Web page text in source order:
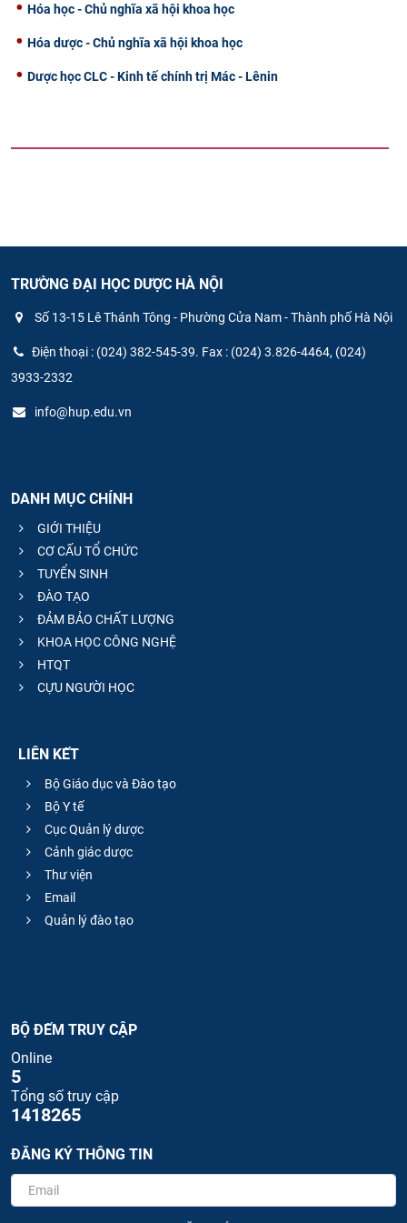
Hóa học - Chủ nghĩa xã hội khoa học
Hóa dược - Chủ nghĩa xã hội khoa học
Dược học CLC - Kinh tế chính trị Mác - Lênin
TRƯỜNG ĐẠI HỌC DƯỢC HÀ NỘI
Số 13-15 Lê Thánh Tông - Phường Cửa Nam - Thành phố Hà Nội
Điện thoại : (024) 382-545-39. Fax : (024) 3.826-4464, (024)
3933-2332
info@hup.edu.vn
DANH MỤC CHÍNH
GIỚI THIỆU
CƠ CẤU TỔ CHỨC
TUYỂN SINH
ĐÀO TẠO
ĐẢM BẢO CHẤT LƯỢNG
KHOA HỌC CÔNG NGHỆ
HTQT
CỰU NGƯỜI HỌC
LIÊN KẾT
Bộ Giáo dục và Đào tạo
Bộ Y tế
Cục Quản lý dược
Cảnh giác dược
Thư viện
Email
Quản lý đào tạo
BỘ ĐẾM TRUY CẬP
Online
5
Tổng số truy cập
1418265
ĐĂNG KÝ THÔNG TIN